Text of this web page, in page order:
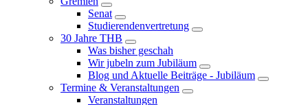
Senat
Studierendenvertretung
30 Jahre THB
Was bisher geschah
Wir jubeln zum Jubiläum
Blog und Aktuelle Beiträge - Jubiläum
Termine & Veranstaltungen
Veranstaltungen